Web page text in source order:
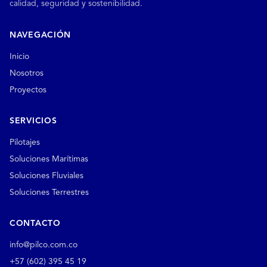
calidad, seguridad y sostenibilidad.
NAVEGACIÓN
Inicio
Nosotros
Proyectos
SERVICIOS
Pilotajes
Soluciones Marítimas
Soluciones Fluviales
Soluciones Terrestres
CONTACTO
info@pilco.com.co
+57 (602) 395 45 19